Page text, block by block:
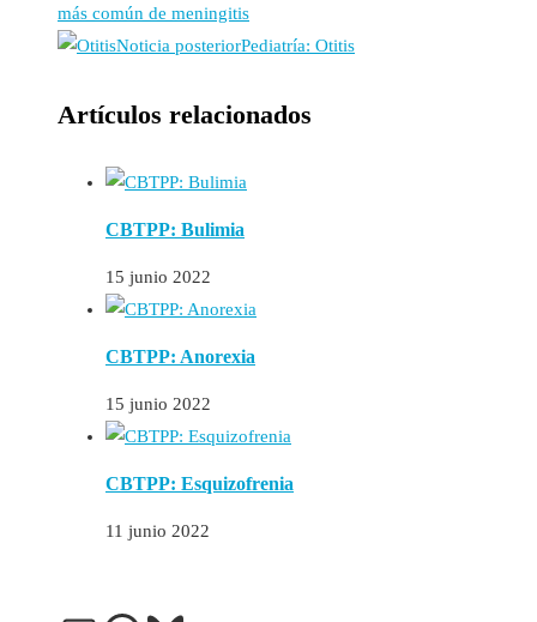
más común de meningitis
Noticia posteriorPediatría: Otitis
Artículos relacionados
CBTPP: Bulimia
15 junio 2022
CBTPP: Anorexia
15 junio 2022
CBTPP: Esquizofrenia
11 junio 2022